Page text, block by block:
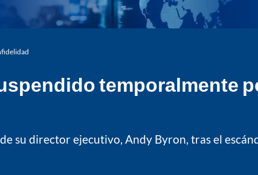
temporalmente
su director ejecutivo, Andy Byron, tras el